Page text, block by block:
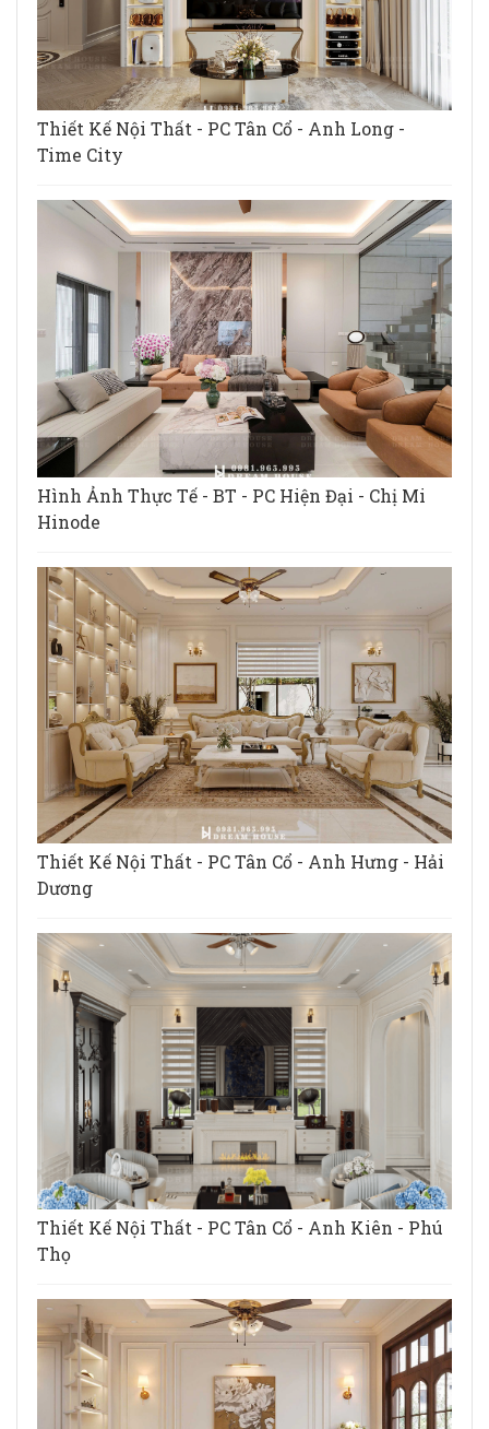
Thiết Kế Nội Thất - PC Tân Cổ - Anh Long -
Time City
Hình Ảnh Thực Tế - BT - PC Hiện Đại - Chị Mi
Hinode
Thiết Kế Nội Thất - PC Tân Cổ - Anh Hưng - Hải
Dương
Thiết Kế Nội Thất - PC Tân Cổ - Anh Kiên - Phú
Thọ